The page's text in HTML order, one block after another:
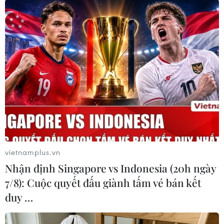
đường lối, quan điểm, chủ trương của Đảng,
Quân ủy Trung ương về nhiệm vụ quân sự quốc
phòng, về phát triển y học Việt Nam, y học quân
đội; tập trung lãnh đạo, chỉ đạo giữ vững và
nâng cao chất lượng toàn diện trên tất cả các
lĩnh vực công tác; đồng thời tạo sự đột phá quan
trọng về chất lượng chuyên môn, chất lượng
phục vụ, thực hiện “lấy người bệnh làm trung
tâm," hoàn thành tốt nhiệm vụ thu dung, cấp
cứu, điều trị và chăm sóc, phục vụ người bệnh.
Bệnh viện nỗ lực, chủ động sáng tạo đẩy mạnh
công tác nghiên cứu khoa học, làm chủ tiến bộ y
học hiện đại, kết hợp chặt chẽ giữa điều trị với
nghiên cứu khoa học vào huấn luyện đào tạo,
ứng dụng những tiến bộ công nghệ tiên tiến
vietnamplus.vn
Nhận định Singapore vs Indonesia (20h ngày
7/8): Cuộc quyết đấu giành tấm vé bán kết
duy …